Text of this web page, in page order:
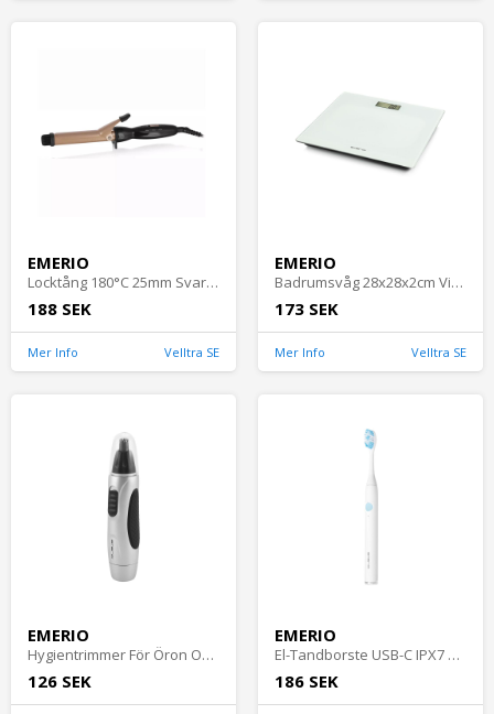
EMERIO
Locktång 180°C 25mm Svart/Guld Emerio
188 SEK
Mer Info Velltra SE
EMERIO
Badrumsvåg 28x28x2cm Vit Emerio
173 SEK
Mer Info Velltra SE
EMERIO
Hygientrimmer För Öron Och Näsa Emerio
126 SEK
EMERIO
El-Tandborste USB-C IPX7 Emerio
186 SEK